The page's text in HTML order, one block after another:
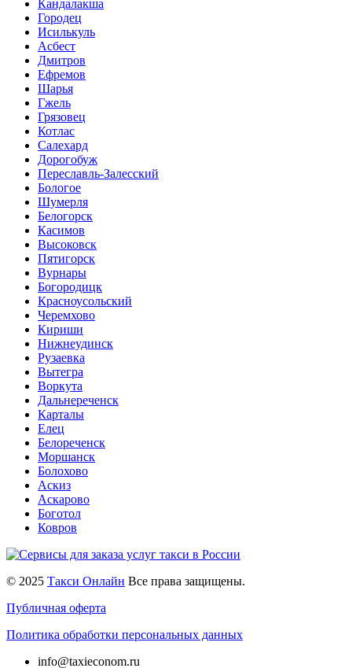
Кандалакша
Городец
Исилькуль
Асбест
Дмитров
Ефремов
Шарья
Гжель
Грязовец
Котлас
Салехард
Дорогобуж
Переславль-Залесский
Бологое
Шумерля
Белогорск
Касимов
Высоковск
Пятигорск
Вурнары
Богородицк
Красноусольский
Черемхово
Кириши
Нижнеудинск
Рузаевка
Вытегра
Воркута
Дальнереченск
Карталы
Елец
Белореченск
Моршанск
Болохово
Аскиз
Аскарово
Боготол
Ковров
© 2025 Такси Онлайн Все права защищены.
Публичная оферта
Политика обработки персональных данных
info@taxieconom.ru